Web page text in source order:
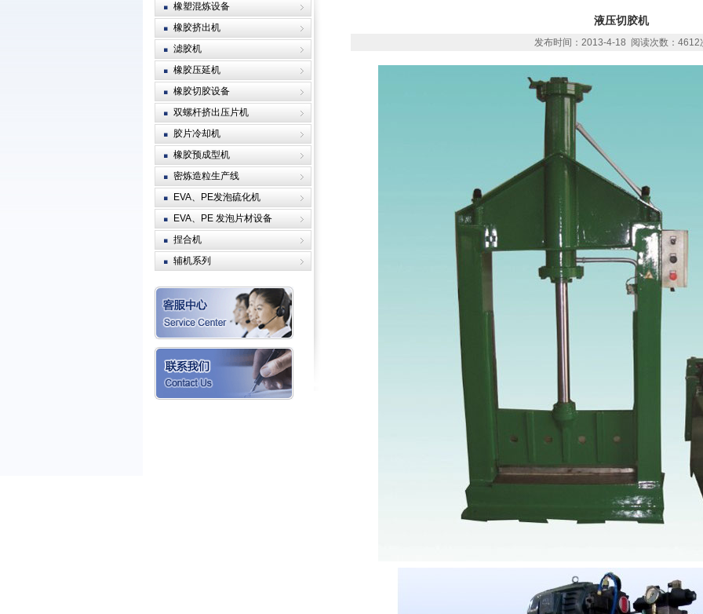
橡塑混炼设备
橡胶挤出机
滤胶机
橡胶压延机
橡胶切胶设备
双螺杆挤出压片机
胶片冷却机
橡胶预成型机
密炼造粒生产线
EVA、PE发泡硫化机
EVA、PE 发泡片材设备
捏合机
辅机系列
液压切胶机
发布时间：2013-4-18 阅读次数：4612